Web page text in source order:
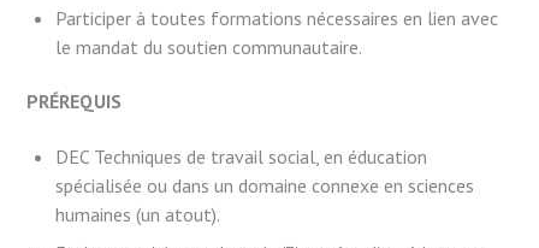
Participer à toutes formations nécessaires en lien avec
le mandat du soutien communautaire.
PRÉREQUIS
DEC Techniques de travail social, en éducation
spécialisée ou dans un domaine connexe en sciences
humaines (un atout).